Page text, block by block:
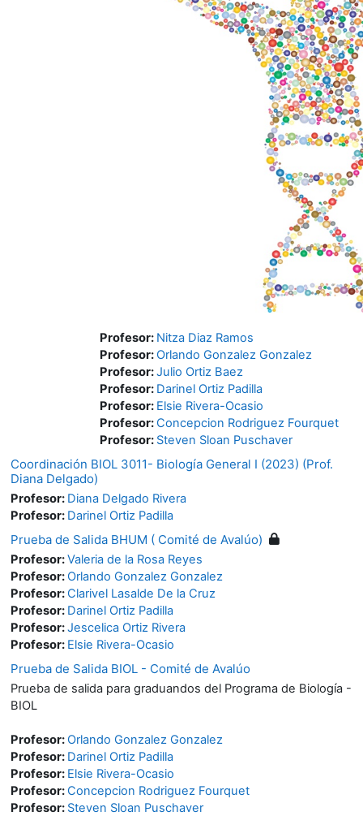
Profesor: Nitza Diaz Ramos
Profesor:Orlando Gonzalez Gonzalez
Profesor:Julio Ortiz Baez
Profesor: Darinel Ortiz Padilla
Profesor: Elsie Rivera-Ocasio
Profesor:Concepcion Rodriguez Fourquet
Profesor: Steven Sloan Puschaver
Coordinación BIOL 3011- Biología General I (2023) (Prof.
Diana Delgado)
Profesor: Diana Delgado Rivera
Profesor: Darinel Ortiz Padilla
Prueba de Salida BHUM ( Comité de Avalúo)
Profesor:Valeria de la Rosa Reyes
Profesor:Orlando Gonzalez Gonzalez
Profesor:Clarivel Lasalde De la Cruz
Profesor: Darinel Ortiz Padilla
Profesor:Jescelica Ortiz Rivera
Profesor: Elsie Rivera-Ocasio
Prueba de Salida BIOL - Comité de Avalúo
Prueba de salida para graduandos del Programa de Biología -
BIOL
Profesor:Orlando Gonzalez Gonzalez
Profesor: Darinel Ortiz Padilla
Profesor: Elsie Rivera-Ocasio
Profesor:Concepcion Rodriguez Fourquet
Profesor: Steven Sloan Puschaver